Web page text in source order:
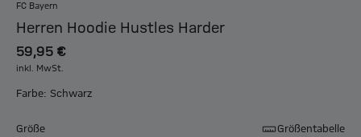
FC Bayern
Herren Hoodie Hustles Harder
59,95 €
inkl. MwSt.
Farbe: Schwarz
Größe Größentabelle